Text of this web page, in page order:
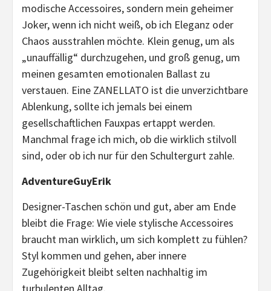
modische Accessoires, sondern mein geheimer
Joker, wenn ich nicht weiß, ob ich Eleganz oder
Chaos ausstrahlen möchte. Klein genug, um als
„unauffällig“ durchzugehen, und groß genug, um
meinen gesamten emotionalen Ballast zu
verstauen. Eine ZANELLATO ist die unverzichtbare
Ablenkung, sollte ich jemals bei einem
gesellschaftlichen Fauxpas ertappt werden.
Manchmal frage ich mich, ob die wirklich stilvoll
sind, oder ob ich nur für den Schultergurt zahle.
AdventureGuyErik
Designer-Taschen schön und gut, aber am Ende
bleibt die Frage: Wie viele stylische Accessoires
braucht man wirklich, um sich komplett zu fühlen?
Styl kommen und gehen, aber innere
Zugehörigkeit bleibt selten nachhaltig im